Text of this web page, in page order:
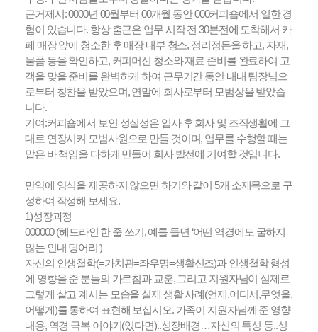
근거제시: 0000년 00월부터 00개월 동안 000커피숍에서 일한 경
험이 있습니다. 항상 출근은 업무 시작 전 30분전에 도착해서 카
페 매장 앞에 청소한 후 매장 내부 청소, 정리정돈을 하고, 자재,
물품 등을 확인하고, 커피머신 청소와 재료 준비를 완료하여 고
객을 맞을 준비를 완벽하게 하여 근무기간 동안 내내 팀장님으
로부터 칭찬을 받았으며, 연말에 회사로부터 모범상을 받았습
니다.
기여:커피숍에서 보인 성실성은 입사 후 회사 및 조직생활에 그
대로 연장시켜 모범사원으로 만들 것이며, 업무를 수행할 때는
맡은 바 책임을 다하게 만들어 회사 발전에 기여할 것입니다.
만약에 양식을 제공하지 않으면 하기와 같이 5개 소제목으로 구
성하여 작성해 보세요.
1)성장과정
000000 (헤드라인 한 줄 쓰기, 예를 들면 ‘어떤 역경에도 굴하지
않는 인내 덩어리’)
자신의 인생철학(=가치관=좌우명=생활신조)과 인생철학 형성
에 영향을 준 분들의 가르침과 교훈, 그리고 지원자님이 실제로
그렇게 살고 계시는 모습을 실제 생활 사례(언제,어디서,무엇을,
어떻게)를 통하여 표현해 보십시오. 가족이 지원자님께 준 영향
내용, 역경 극복 이야기(있다면)..성장배경…자신의 특성 등..성